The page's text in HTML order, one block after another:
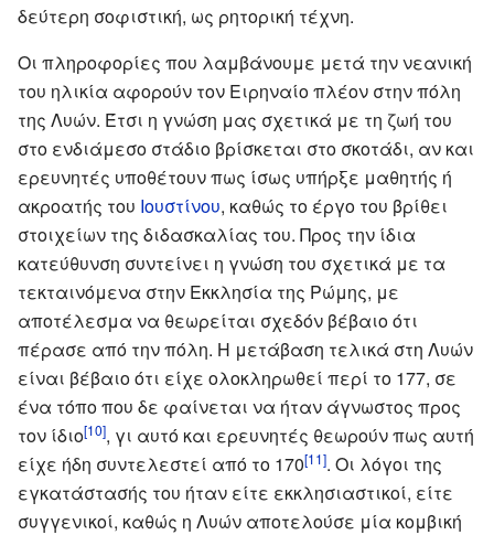
δεύτερη σοφιστική, ως ρητορική τέχνη.
Οι πληροφορίες που λαμβάνουμε μετά την νεανική
του ηλικία αφορούν τον Ειρηναίο πλέον στην πόλη
της Λυών. Έτσι η γνώση μας σχετικά με τη ζωή του
στο ενδιάμεσο στάδιο βρίσκεται στο σκοτάδι, αν και
ερευνητές υποθέτουν πως ίσως υπήρξε μαθητής ή
ακροατής του Ιουστίνου, καθώς το έργο του βρίθει
στοιχείων της διδασκαλίας του. Προς την ίδια
κατεύθυνση συντείνει η γνώση του σχετικά με τα
τεκταινόμενα στην Εκκλησία της Ρώμης, με
αποτέλεσμα να θεωρείται σχεδόν βέβαιο ότι
πέρασε από την πόλη. Η μετάβαση τελικά στη Λυών
είναι βέβαιο ότι είχε ολοκληρωθεί περί το 177, σε
ένα τόπο που δε φαίνεται να ήταν άγνωστος προς
τον ίδιο[10], γι αυτό και ερευνητές θεωρούν πως αυτή
είχε ήδη συντελεστεί από το 170[11]. Οι λόγοι της
εγκατάστασής του ήταν είτε εκκλησιαστικοί, είτε
συγγενικοί, καθώς η Λυών αποτελούσε μία κομβική